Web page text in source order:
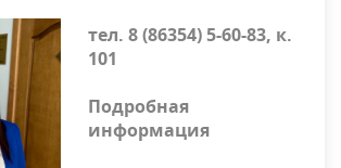
тел. 8 (86354) 5-60-83, к.
101
Подробная
информация